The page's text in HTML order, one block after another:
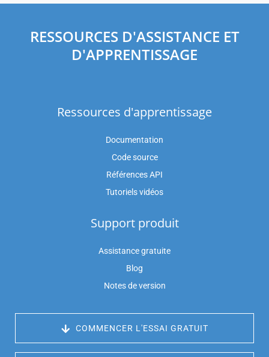
RESSOURCES D'ASSISTANCE ET
D'APPRENTISSAGE
Ressources d'apprentissage
Documentation
Code source
Références API
Tutoriels vidéos
Support produit
Assistance gratuite
Blog
Notes de version
COMMENCER L'ESSAI GRATUIT